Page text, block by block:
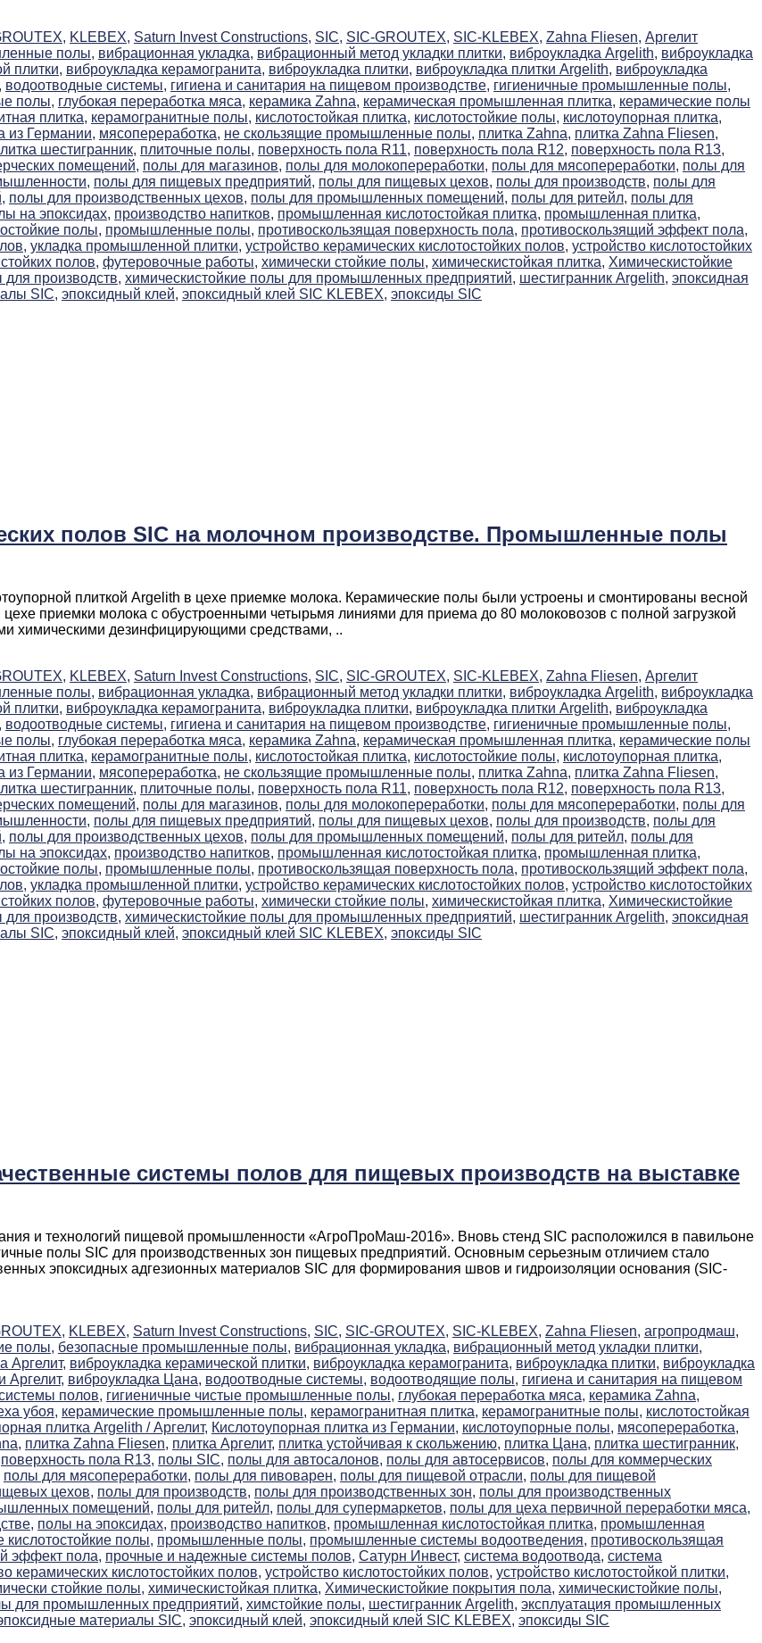
KLEBEX, Saturn Invest Constructions, SIC, SIC-GROUTEX, SIC-KLEBEX, Zahna Fliesen, Аргелит
полы, вибрационная укладка, вибрационный метод укладки плитки, виброукладка Argelith, виброукладка
плитки, виброукладка керамогранита, виброукладка плитки, виброукладка плитки Argelith, виброукладка
водоотводные системы, гигиена и санитария на пищевом производстве, гигиеничные промышленные полы,
полы, глубокая переработка мяса, керамика Zahna, керамическая промышленная плитка, керамические полы
плитка, керамогранитные полы, кислотостойкая плитка, кислотостойкие полы, кислотоупорная плитка,
из Германии, мясопереработка, не скользящие промышленные полы, плитка Zahna, плитка Zahna Fliesen,
шестигранник, плиточные полы, поверхность пола R11, поверхность пола R12, поверхность пола R13,
помещений, полы для магазинов, полы для молокопереработки, полы для мясопереработки, полы для
полы для пищевых предприятий, полы для пищевых цехов, полы для производств, полы для
полы для производственных цехов, полы для промышленных помещений, полы для ритейл, полы для
на эпоксидах, производство напитков, промышленная кислотостойкая плитка, промышленная плитка,
полы, промышленные полы, противоскользящая поверхность пола, противоскользящий эффект пола,
укладка промышленной плитки, устройство керамических кислотостойких полов, устройство кислотостойких
полов, футеровочные работы, химически стойкие полы, химическистойкая плитка, Химическистойкие
производств, химическистойкие полы для промышленных предприятий, шестигранник Argelith, эпоксидная
SIC, эпоксидный клей, эпоксидный клей SIC KLEBEX, эпоксиды SIC
полов SIC на молочном производстве. Промышленные полы
плиткой Argelith в цехе приемке молока. Керамические полы были устроены и смонтированы весной
приемки молока с обустроенными четырьмя линиями для приема до 80 молоковозов с полной загрузкой
химическими дезинфицирующими средствами, ..
KLEBEX, Saturn Invest Constructions, SIC, SIC-GROUTEX, SIC-KLEBEX, Zahna Fliesen, Аргелит
полы, вибрационная укладка, вибрационный метод укладки плитки, виброукладка Argelith, виброукладка
плитки, виброукладка керамогранита, виброукладка плитки, виброукладка плитки Argelith, виброукладка
водоотводные системы, гигиена и санитария на пищевом производстве, гигиеничные промышленные полы,
полы, глубокая переработка мяса, керамика Zahna, керамическая промышленная плитка, керамические полы
плитка, керамогранитные полы, кислотостойкая плитка, кислотостойкие полы, кислотоупорная плитка,
из Германии, мясопереработка, не скользящие промышленные полы, плитка Zahna, плитка Zahna Fliesen,
шестигранник, плиточные полы, поверхность пола R11, поверхность пола R12, поверхность пола R13,
помещений, полы для магазинов, полы для молокопереработки, полы для мясопереработки, полы для
полы для пищевых предприятий, полы для пищевых цехов, полы для производств, полы для
полы для производственных цехов, полы для промышленных помещений, полы для ритейл, полы для
на эпоксидах, производство напитков, промышленная кислотостойкая плитка, промышленная плитка,
полы, промышленные полы, противоскользящая поверхность пола, противоскользящий эффект пола,
укладка промышленной плитки, устройство керамических кислотостойких полов, устройство кислотостойких
полов, футеровочные работы, химически стойкие полы, химическистойкая плитка, Химическистойкие
производств, химическистойкие полы для промышленных предприятий, шестигранник Argelith, эпоксидная
SIC, эпоксидный клей, эпоксидный клей SIC KLEBEX, эпоксиды SIC
системы полов для пищевых производств на выставке
и технологий пищевой промышленности «АгроПроМаш-2016». Вновь стенд SIC расположился в павильоне
полы SIC для производственных зон пищевых предприятий. Основным серьезным отличием стало
эпоксидных адгезионных материалов SIC для формирования швов и гидроизоляции основания (SIC-
KLEBEX, Saturn Invest Constructions, SIC, SIC-GROUTEX, SIC-KLEBEX, Zahna Fliesen, агропродмаш,
полы, безопасные промышленные полы, вибрационная укладка, вибрационный метод укладки плитки,
Аргелит, виброукладка керамической плитки, виброукладка керамогранита, виброукладка плитки, виброукладка
Аргелит, виброукладка Цана, водоотводные системы, водоотводящие полы, гигиена и санитария на пищевом
полов, гигиеничные чистые промышленные полы, глубокая переработка мяса, керамика Zahna,
убоя, керамические промышленные полы, керамогранитная плитка, керамогранитные полы, кислотостойкая
плитка Argelith / Аргелит, Кислотоупорная плитка из Германии, кислотоупорные полы, мясопереработка,
плитка Zahna Fliesen, плитка Аргелит, плитка устойчивая к скольжению, плитка Цана, плитка шестигранник,
поверхность пола R13, полы SIC, полы для автосалонов, полы для автосервисов, полы для коммерческих
полы для мясопереработки, полы для пивоварен, полы для пищевой отрасли, полы для пищевой
цехов, полы для производств, полы для производственных зон, полы для производственных
помещений, полы для ритейл, полы для супермаркетов, полы для цеха первичной переработки мяса,
полы на эпоксидах, производство напитков, промышленная кислотостойкая плитка, промышленная
полы, промышленные полы, промышленные системы водоотведения, противоскользящая
эффект пола, прочные и надежные системы полов, Сатурн Инвест, система водоотвода, система
керамических кислотостойких полов, устройство кислотостойких полов, устройство кислотостойкой плитки,
стойкие полы, химическистойкая плитка, Химическистойкие покрытия пола, химическистойкие полы,
для промышленных предприятий, химстойкие полы, шестигранник Argelith, эксплуатация промышленных
материалы SIC, эпоксидный клей, эпоксидный клей SIC KLEBEX, эпоксиды SIC